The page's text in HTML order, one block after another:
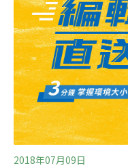
溫幅度略高於全球平均
會增加心血管疾病及呼
造成的影響是全面性的
高。相較於國際，台灣
2000至2016年全台健
氣，高溫風險較高，台
資料中看出，是低溫對
2018年07月09日